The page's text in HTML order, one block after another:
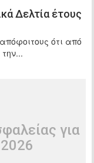
Δελτία έτους
ότι από
για